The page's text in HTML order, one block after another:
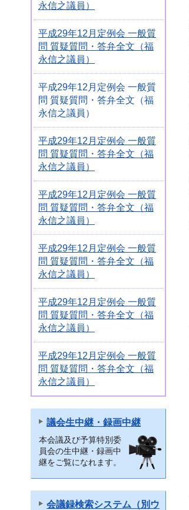
永信之議員）
平成29年12月定例会 一般質
問 質疑質問・答弁全文（福
永信之議員）
平成29年12月定例会 一般質
問 質疑質問・答弁全文（福
永信之議員）
平成29年12月定例会 一般質
問 質疑質問・答弁全文（福
永信之議員）
平成29年12月定例会 一般質
問 質疑質問・答弁全文（福
永信之議員）
平成29年12月定例会 一般質
問 質疑質問・答弁全文（福
永信之議員）
平成29年12月定例会 一般質
問 質疑質問・答弁全文（福
永信之議員）
平成29年12月定例会 一般質
問 質疑質問・答弁全文（福
永信之議員）
議会生中継・録画中継
本会議及び予算特別委
員会の生中継・録画中
継をご覧になれます。
会議録検索システム（別ウ